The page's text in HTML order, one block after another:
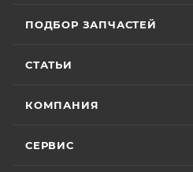
ПОДБОР ЗАПЧАСТЕЙ
СТАТЬИ
КОМПАНИЯ
СЕРВИС